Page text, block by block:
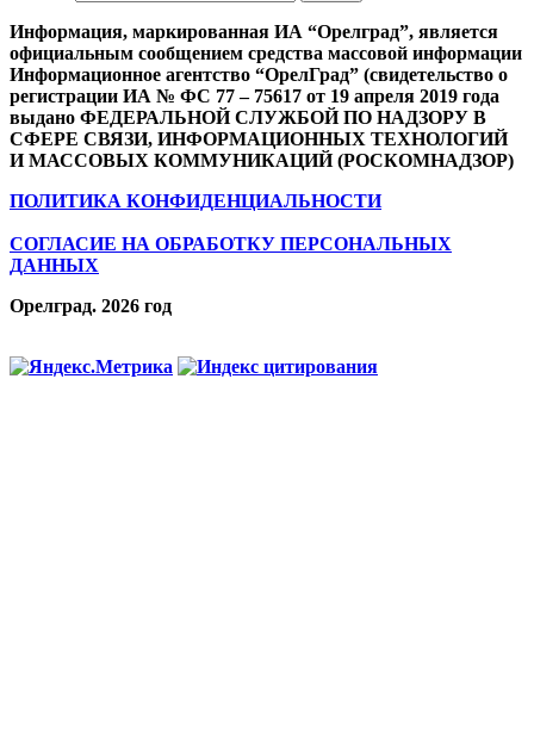
Информация, маркированная ИА “Орелград”, является
официальным сообщением средства массовой информации
Информационное агентство “ОрелГрад” (свидетельство о
регистрации ИА № ФС 77 – 75617 от 19 апреля 2019 года
выдано ФЕДЕРАЛЬНОЙ СЛУЖБОЙ ПО НАДЗОРУ В
СФЕРЕ СВЯЗИ, ИНФОРМАЦИОННЫХ ТЕХНОЛОГИЙ
И МАССОВЫХ КОММУНИКАЦИЙ (РОСКОМНАДЗОР)
ПОЛИТИКА КОНФИДЕНЦИАЛЬНОСТИ
СОГЛАСИЕ НА ОБРАБОТКУ ПЕРСОНАЛЬНЫХ
ДАННЫХ
Орелград. 2026 год